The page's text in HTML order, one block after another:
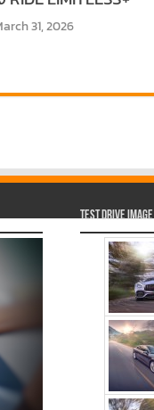
31, 2026
Test Drive Image